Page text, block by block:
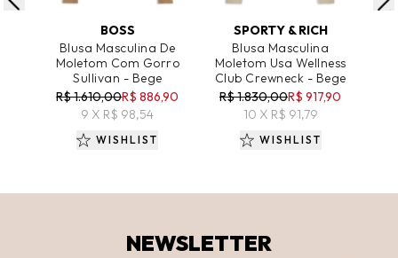
ADICIONAR AO CARRINHO
BOSS
Blusa Masculina De
Moletom Com Gorro
Sullivan - Bege
R$ 1.610,00R$ 886,90
9 X R$ 98,54
WISHLIST
ADICIONAR AO CARRINHO
SPORTY & RICH
Blusa Masculina
Moletom Usa Wellness
Club Crewneck - Bege
R$ 1.830,00R$ 917,90
10 X R$ 91,79
WISHLIST
NEWSLETTER